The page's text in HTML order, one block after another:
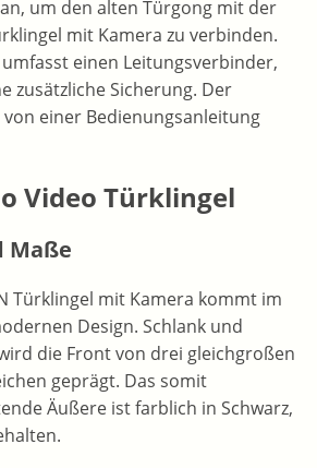
um den alten Türgong mit der
mit Kamera zu verbinden.
einen Leitungsverbinder,
zusätzliche Sicherung. Der
einer Bedienungsanleitung
Video Türklingel
Maße
Türklingel mit Kamera kommt im
Design. Schlank und
die Front von drei gleichgroßen
geprägt. Das somit
Äußere ist farblich in Schwarz,